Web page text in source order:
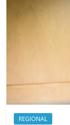
REGIONAL